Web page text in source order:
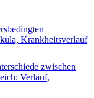
Krankheitsverlauf
zwischen
Verlauf,